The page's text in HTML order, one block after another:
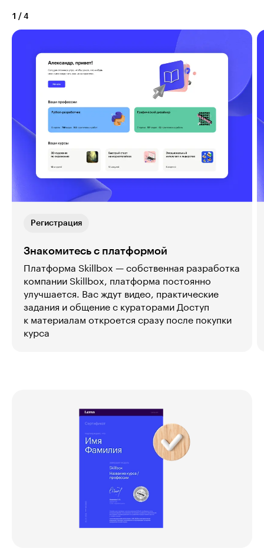
1 / 4
Регистрация
Знакомитесь с платформой
Платформа Skillbox — собственная разработка
компании Skillbox, платформа постоянно
улучшается. Вас ждут видео, практические
задания и общение с кураторами Доступ
к материалам откроется сразу после покупки
курса